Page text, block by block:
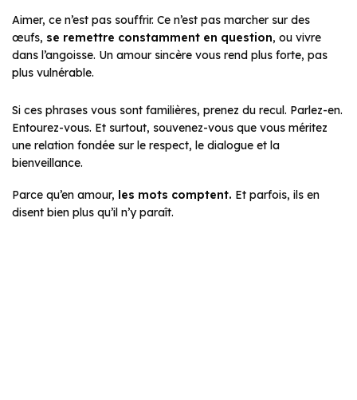
Aimer, ce n’est pas souffrir. Ce n’est pas marcher sur des
œufs, se remettre constamment en question, ou vivre
dans l’angoisse. Un amour sincère vous rend plus forte, pas
plus vulnérable.
Si ces phrases vous sont familières, prenez du recul. Parlez-en.
Entourez-vous. Et surtout, souvenez-vous que vous méritez
une relation fondée sur le respect, le dialogue et la
bienveillance.
Parce qu’en amour, les mots comptent. Et parfois, ils en
disent bien plus qu’il n’y paraît.